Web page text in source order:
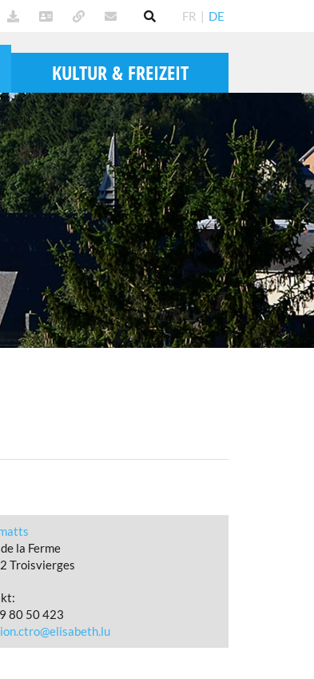
FR | DE
KULTUR & FREIZEIT
la Ferme
Troisvierges
80 50 423